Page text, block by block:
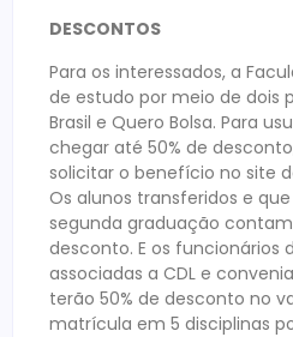
DESCONTOS
Para os interessados, a
de estudo por meio de dois
Brasil e Quero Bolsa. Para
chegar até 50% de
solicitar o benefício no site
Os alunos transferidos e
segunda graduação
desconto. E os funcionários
associadas a CDL e
terão 50% de desconto no
matrícula em 5 disciplinas